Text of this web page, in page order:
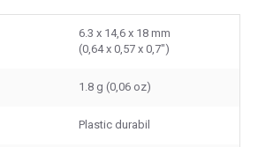
6.3 x 14,6 x 18 mm
(0,64 x 0,57 x 0,7")
1.8 g (0,06 oz)
Plastic durabil